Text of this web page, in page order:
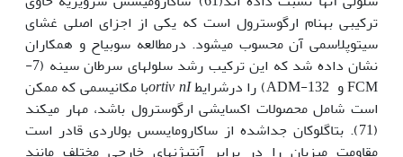
ترکیبی به‏نام ارگوسترول است که یکی از اجزای اصلی غشای
سیتوپلاسمی آن محسوب می­شود. درمطالعه ­سوبیاح و همکاران
نشان داده شد که این ترکیب رشد سلولهای سرطان سینه (7-
FCM و 132-ADM) را درشرایط
ortiv nI
با مکانیسمی که ممکن
است شامل محصولات اکسایشی ارگوسترول باشد، مهار می­کند
(71). بتاگلوکان جداشده از ساکارومایسس بولاردی قادر است
مقاومت میزبان را در برابر آنتی‏ژن‏های خارجی مختلف مانند